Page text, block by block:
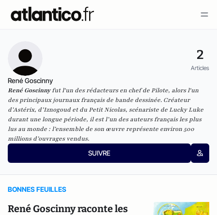
2
Articles
René Goscinny
René Goscinnyfut l'un des rédacteurs en chef de Pilote, alors l'un
des principaux journaux français de bande dessinée. Créateur
d’Astérix, d’Iznogoud et du Petit Nicolas, scénariste de Lucky Luke
durant une longue période, il est l’un des auteurs français les plus
lus au monde : l’ensemble de son œuvre représente environ 500
millions d’ouvrages vendus.
SUIVRE
BONNES FEUILLES
René Goscinny raconte les